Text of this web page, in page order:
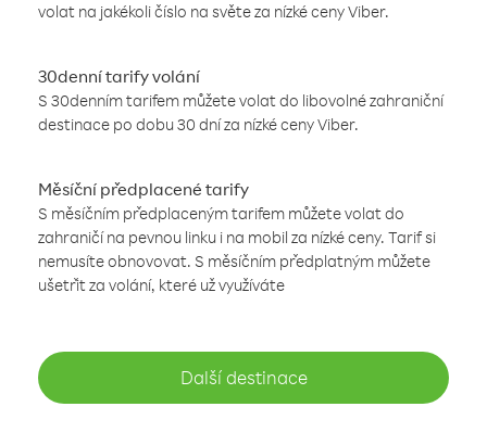
volat na jakékoli číslo na světe za nízké ceny Viber.
30denní tarify volání
S 30denním tarifem můžete volat do libovolné zahraniční
destinace po dobu 30 dní za nízké ceny Viber.
Měsíční předplacené tarify
S měsíčním předplaceným tarifem můžete volat do
zahraničí na pevnou linku i na mobil za nízké ceny. Tarif si
nemusíte obnovovat. S měsíčním předplatným můžete
ušetřit za volání, které už využíváte
Další destinace